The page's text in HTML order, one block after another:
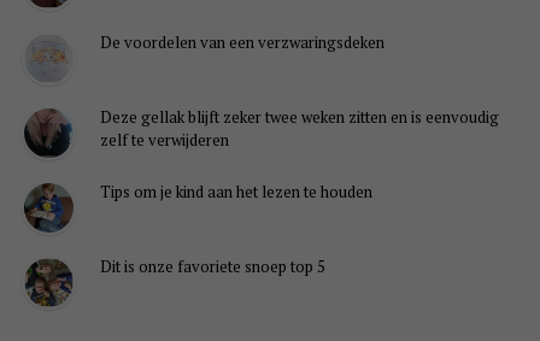
De voordelen van een verzwaringsdeken
Deze gellak blijft zeker twee weken zitten en is eenvoudig
zelf te verwijderen
Tips om je kind aan het lezen te houden
Dit is onze favoriete snoep top 5